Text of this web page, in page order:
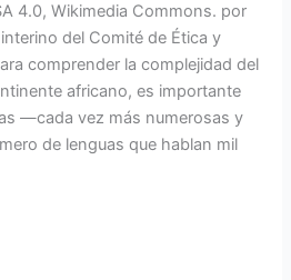
4.0, Wikimedia Commons. por
del Comité de Ética y
comprender la complejidad del
africano, es importante
—cada vez más numerosas y
de lenguas que hablan mil